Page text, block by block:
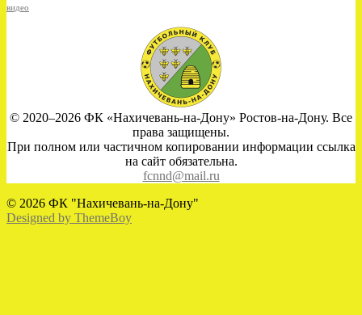
видео
© 2020–2026 ФК «Нахичевань-на-Дону» Ростов-на-Дону. Все
права защищены.
При полном или частичном копировании информации ссылка
на сайт обязательна.
fcnnd@mail.ru
© 2026 ФК "Нахичевань-на-Дону"
Designed by ThemeBoy